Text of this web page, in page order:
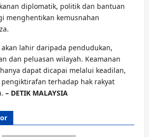
diplomatik, politik dan bantuan
menghentikan kemusnahan
akan lahir daripada pendudukan,
dan peluasan wilayah. Keamanan
dapat dicapai melalui keadilan,
terhadap hak rakyat
– DETIK MALAYSIA